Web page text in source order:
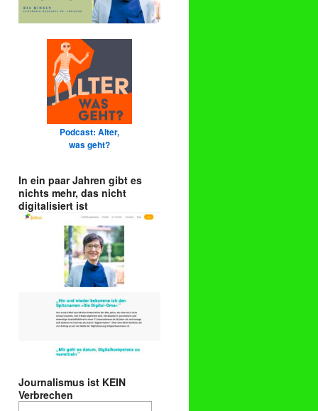
Podcast: Alter,
was geht?
In ein paar Jahren gibt es
nichts mehr, das nicht
digitalisiert ist
Journalismus ist KEIN
Verbrechen